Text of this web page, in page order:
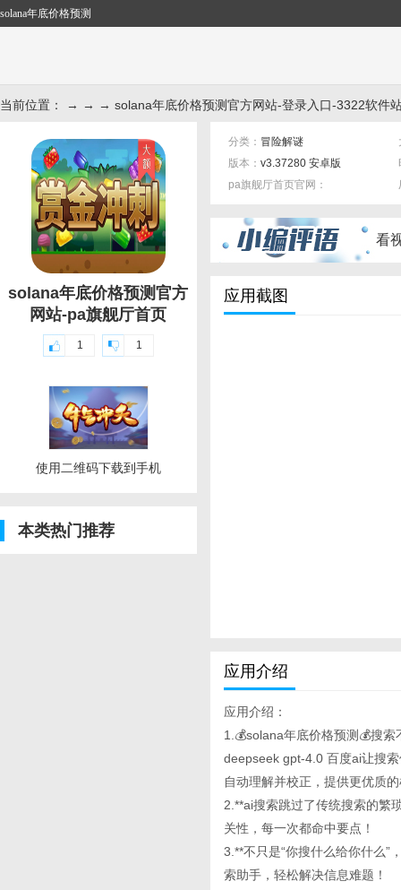
solana年底价格预测
当前位置： → → → solana年底价格预测官方网站-登录入口-3322软件
solana年底价格预测官方
网站-pa旗舰厅首页
1 1
使用二维码下载到手机
本类热门推荐
分类： 冒险解谜
版本： v3.37280 安卓版
pa旗舰厅首页官网：
看
应用截图
应用介绍
应用介绍：
1.💰solana年底价格预测💰搜
deepseek gpt-4.0 百度ai让搜
自动理解并校正，提供更优质
2.**ai搜索跳过了传统搜索的繁
关性，每一次都命中要点！
3.**不只是“你搜什么给你什么”
索助手，轻松解决信息难题！